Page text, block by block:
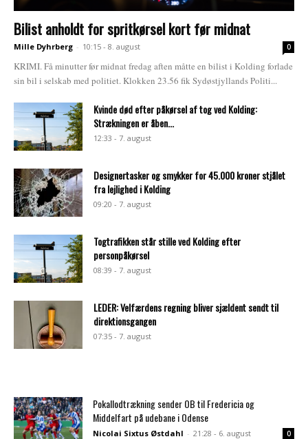
Bilist anholdt for spritkørsel kort før midnat
Mille Dyhrberg - 10:15 - 8. august 0
KRIMI. Få minutter før midnat fredag aften måtte en bilist i Kolding forlade
sin bil i selskab med politiet. Klokken 23.56 fik Sydøstjyllands Politi...
Kvinde død efter påkørsel af tog ved Kolding:
Strækningen er åben...
12:33 - 7. august
Designertasker og smykker for 45.000 kroner stjålet
fra lejlighed i Kolding
09:20 - 7. august
Togtrafikken står stille ved Kolding efter
personpåkørsel
08:39 - 7. august
LEDER: Velfærdens regning bliver sjældent sendt til
direktionsgangen
07:35 - 7. august
Pokallodtrækning sender OB til Fredericia og
Middelfart på udebane i Odense
Nicolai Sixtus Østdahl - 21:28 - 6. august 0